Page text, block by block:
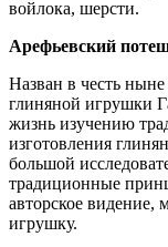
войлока, шерсти.
Арефьевский
Назван в честь
глиняной игрушки
жизнь изучению
изготовления
большой
традиционные
авторское видение,
игрушку.